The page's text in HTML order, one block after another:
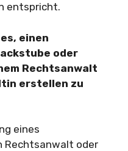
entspricht.
einen
oder
Rechtsanwalt
erstellen zu
eines
Rechtsanwalt oder